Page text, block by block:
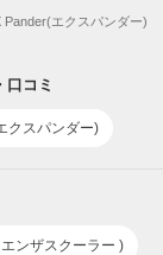
Pander(エクスパンダー)
口コミ
クスパンダー)
ンザスクーラー )